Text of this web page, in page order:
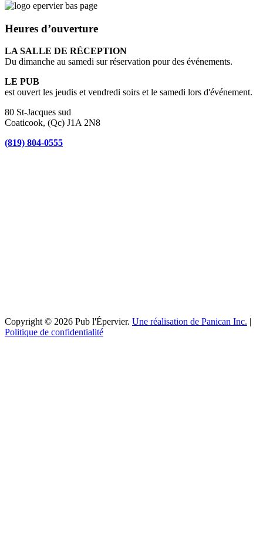
Heures d’ouverture
LA SALLE DE RÉCEPTION
Du dimanche au samedi sur réservation pour des événements.
LE PUB
est ouvert les jeudis et vendredi soirs et le samedi lors d'événement.
80 St-Jacques sud
Coaticook, (Qc) J1A 2N8
(819) 804-0555
Copyright © 2026 Pub l'Épervier. Une réalisation de Panican Inc. |
Politique de confidentialité